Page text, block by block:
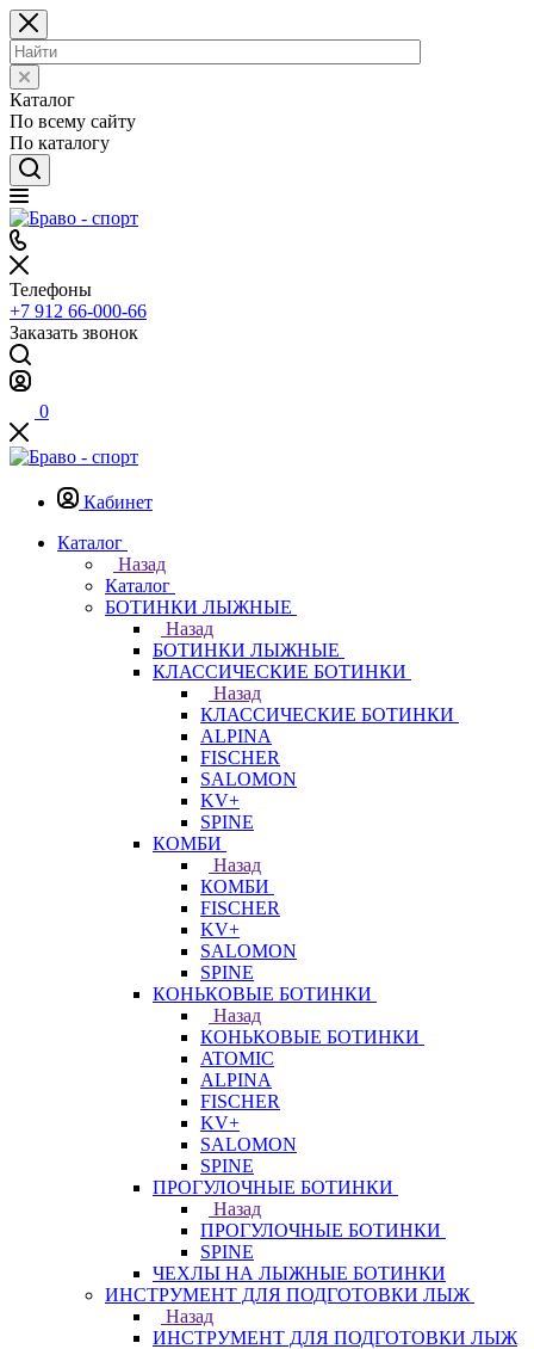
Каталог
По всему сайту
По каталогу
Телефоны
+7 912 66-000-66
Заказать звонок
0
Кабинет
Каталог
Назад
Каталог
БОТИНКИ ЛЫЖНЫЕ
Назад
БОТИНКИ ЛЫЖНЫЕ
КЛАССИЧЕСКИЕ БОТИНКИ
Назад
КЛАССИЧЕСКИЕ БОТИНКИ
ALPINA
FISCHER
SALOMON
KV+
SPINE
КОМБИ
Назад
КОМБИ
FISCHER
KV+
SALOMON
SPINE
КОНЬКОВЫЕ БОТИНКИ
Назад
КОНЬКОВЫЕ БОТИНКИ
ATOMIC
ALPINA
FISCHER
KV+
SALOMON
SPINE
ПРОГУЛОЧНЫЕ БОТИНКИ
Назад
ПРОГУЛОЧНЫЕ БОТИНКИ
SPINE
ЧЕХЛЫ НА ЛЫЖНЫЕ БОТИНКИ
ИНСТРУМЕНТ ДЛЯ ПОДГОТОВКИ ЛЫЖ
Назад
ИНСТРУМЕНТ ДЛЯ ПОДГОТОВКИ ЛЫЖ